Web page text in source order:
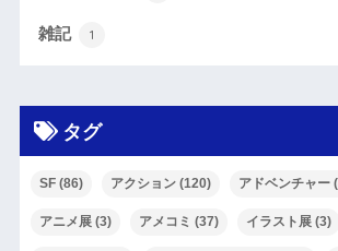
雑記 1
タグ
SF(86) アクション(120) アドベンチャー
アニメ展(3) アメコミ (37) イラスト展(3)